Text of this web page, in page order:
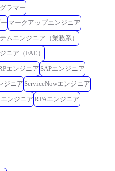
検討 スクラム開発をベースとして
で同期 週1のリリースサイクル、
備中 ●技術的チャレンジ Multi
ための画面・機能実装 グローバル
開発 データで定量的にプロダクト
の仕組み作り APIや仕組みの整
バルにリスク情報を取ってきてユ
・ユーザーサクセスを実現するた
ラマー
マークアップエンジニア
ムエンジニア（業務系）
ニア（FAE）
エンジニア SAPエンジニア
ジニア ServiceNowエンジニア
ンジニア RPAエンジニア